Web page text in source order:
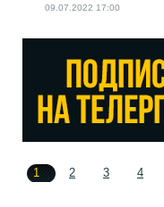
09.07.2022 17:00
1 2 3 4